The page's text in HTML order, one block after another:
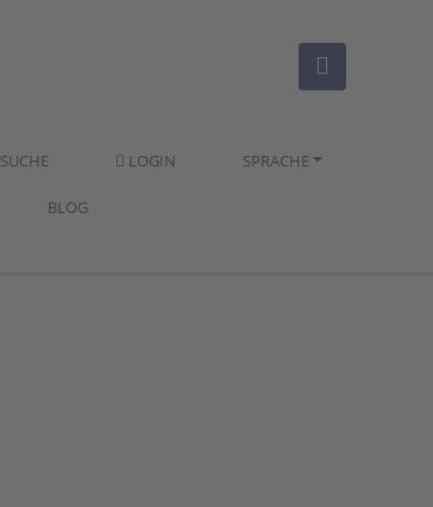
SUCHE LOGIN SPRACHE
BLOG